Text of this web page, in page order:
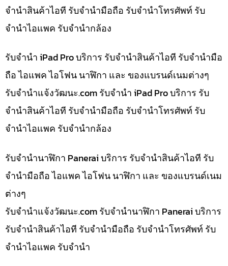
จำนำสินค้าไอที รับจำนำมือถือ รับจำนำโทรศัพท์ รับ
จำนำไอแพค รับจำนำกล้อง
รับจำนำ iPad Pro บริการ รับจำนำสินค้าไอที รับจำนำมือ
ถือ ไอแพค ไอโฟน นาฬิกา และ ของแบรนด์เนมต่างๆ
รับจํานําแจ้งวัฒนะ.com รับจำนำ iPad Pro บริการ รับ
จำนำสินค้าไอที รับจำนำมือถือ รับจำนำโทรศัพท์ รับ
จำนำไอแพค รับจำนำกล้อง
รับจำนำนาฬิกา Panerai บริการ รับจำนำสินค้าไอที รับ
จำนำมือถือ ไอแพค ไอโฟน นาฬิกา และ ของแบรนด์เนม
ต่างๆ
รับจํานําแจ้งวัฒนะ.com รับจำนำนาฬิกา Panerai บริการ
รับจำนำสินค้าไอที รับจำนำมือถือ รับจำนำโทรศัพท์ รับ
จำนำไอแพค รับจำนำ